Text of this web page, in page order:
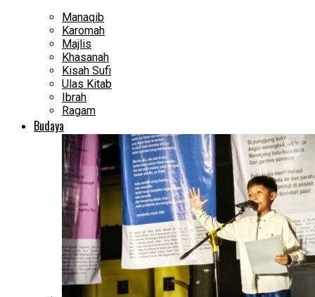
Manaqib
Karomah
Majlis
Khasanah
Kisah Sufi
Ulas Kitab
Ibrah
Ragam
Budaya